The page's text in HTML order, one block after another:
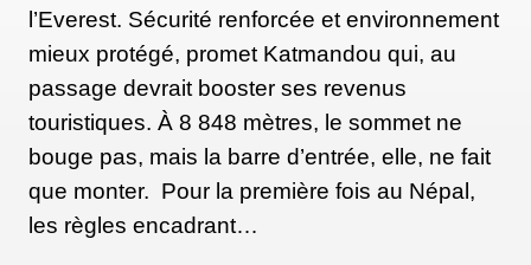
l’Everest. Sécurité renforcée et environnement
mieux protégé, promet Katmandou qui, au
passage devrait booster ses revenus
touristiques. À 8 848 mètres, le sommet ne
bouge pas, mais la barre d’entrée, elle, ne fait
que monter. Pour la première fois au Népal,
les règles encadrant…